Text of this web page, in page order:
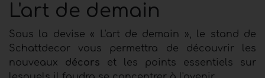
L'art de demain
Sous la devise « L'art de demain », le stand de
Schattdecor vous permettra de découvrir les
nouveaux décors et les points essentiels sur